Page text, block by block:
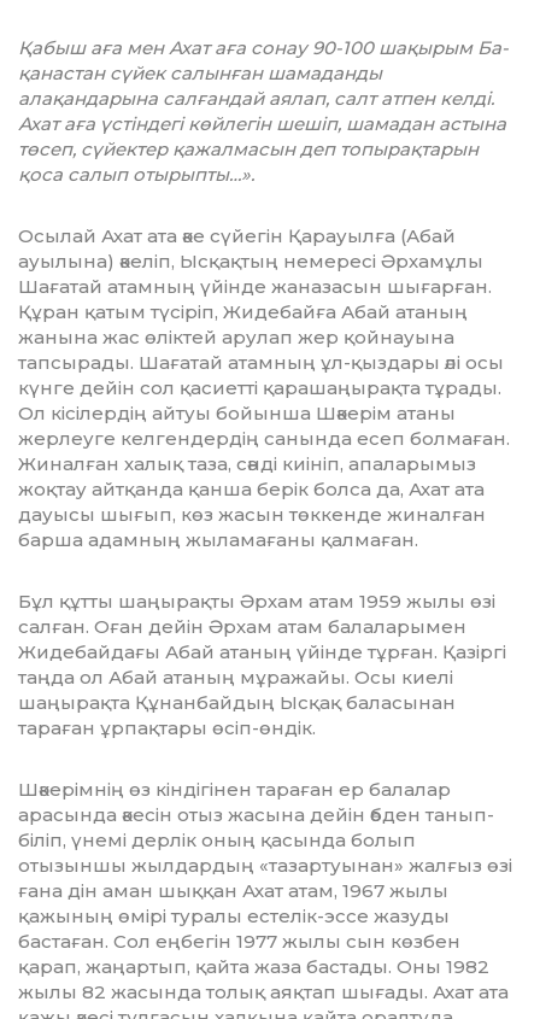
Қабыш аға мен Ахат аға сонау 90-100 шақырым Ба­
қанастан сүйек салынған шамаданды
алақандарына салғандай аялап, салт атпен келді.
Ахат аға үстіндегі көй­легін шешіп, шамадан астына
төсеп, сүйектер қажалмасын деп топырақтарын
қоса салып отырыпты…».
Осылай Ахат ата әке сүйегін Қарауылға (Абай
ауылына) әкеліп, Ысқақтың немересі Әрхамұлы
Шағатай атам­ның үйінде жаназасын шығарған.
Құран қатым түсіріп, Жидебайға Абай атаның
жанына жас өліктей арулап жер қойнауына
тапсырады. Шағатай атамның ұл-қыздары әлі осы
күнге дейін сол қасиетті қарашаңырақта тұрады.
Ол кісі­л­ердің айтуы бойынша Шәкерім атаны
жерлеуге кел­гендердің санында есеп болмаған.
Жиналған халық таза, сәнді киініп, апаларымыз
жоқтау айтқанда қанша берік болса да, Ахат ата
дауысы шығып, көз жасын төккенде жиналған
барша адамның жыламағаны қалмаған.
Бұл құтты шаңырақты Әрхам атам 1959 жылы өзі
сал­ған. Оған дейін Әрхам атам балаларымен
Жидебайдағы Абай атаның үйінде тұрған. Қазіргі
таңда ол Абай атаның мұражайы. Осы киелі
шаңырақта Құнанбайдың Ысқақ баласынан
тараған ұрпақтары өсіп-өндік.
Шәкерімнің өз кіндігінен тараған ер балалар
арасында әкесін отыз жасына дейін әбден танып-
біліп, үнемі дер­лік оның қасында болып
отызыншы жылдардың «тазар­туы­нан» жалғыз өзі
ғана дін аман шыққан Ахат атам, 1967 жылы
қажының өмірі туралы естелік-эссе жазуды
бастаған. Сол еңбегін 1977 жылы сын көзбен
қарап, жаңар­тып, қайта жаза бастады. Оны 1982
жылы 82 жасында то­лық аяқтап шығады. Ахат ата